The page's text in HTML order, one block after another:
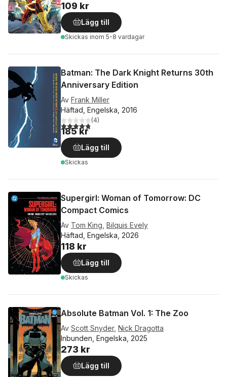
109 kr
Lägg till
Skickas inom 5-8 vardagar
Batman: The Dark Knight Returns 30th
Anniversary Edition
Av Frank Miller
Häftad, Engelska, 2016
4,8utav 5 stjärnor. Totalt antal röster:
(4)
185 kr
Lägg till
Skickas
Supergirl: Woman of Tomorrow: DC
Compact Comics
Av Tom King Bilquis Evely
Häftad, Engelska, 2026
118 kr
Lägg till
Skickas
Absolute Batman Vol. 1: The Zoo
Av Scott Snyder, Nick Dragotta
Inbunden, Engelska, 2025
273 kr
Lägg till